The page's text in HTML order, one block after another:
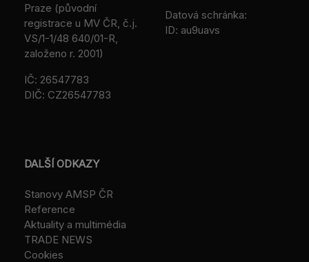
Praze (původní
registrace u MV ČR, č.j.
VS/1-1/48 640/01-R,
založeno r. 2001)
IČ: 26547783
DIČ: CZ26547783
Datová schránka:
ID: au9uavs
DALŠÍ ODKAZY
Stanovy AMSP ČR
Reference
Aktuality a multimédia
TRADE NEWS
Cookies